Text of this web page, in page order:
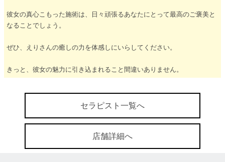
彼女の真心こもった施術は、日々頑張るあなたにとって最高のご褒美と
なることでしょう。
ぜひ、えりさんの癒しの力を体感しにいらしてください。
きっと、彼女の魅力に引き込まれること間違いありません。
セラピスト一覧へ
店舗詳細へ